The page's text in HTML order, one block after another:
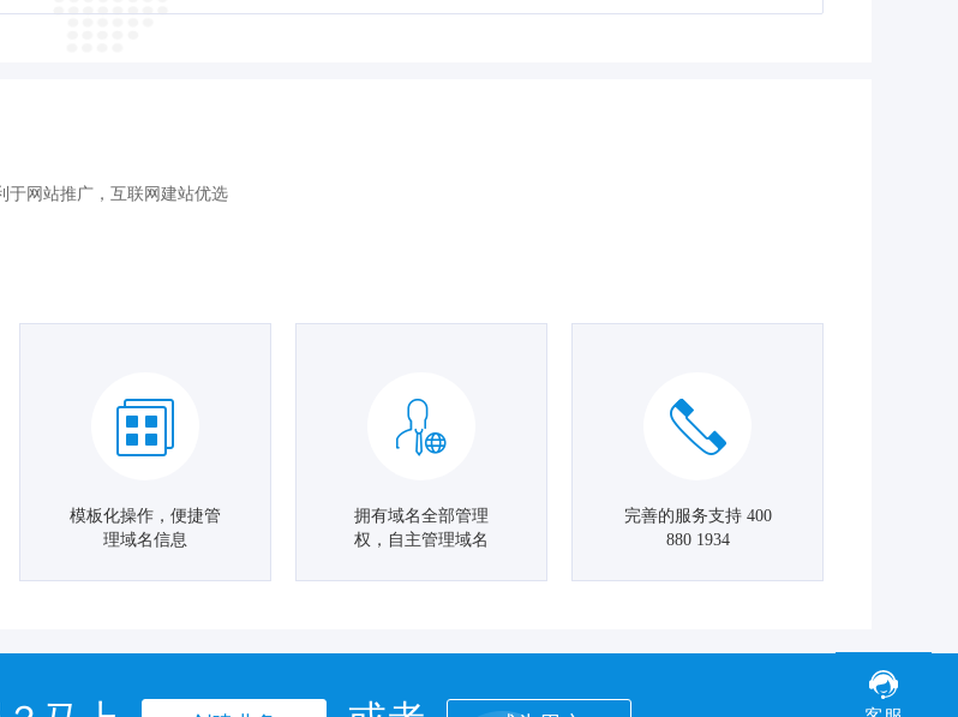
于网站推广，互联网建站优选
模板化操作，便捷管
理域名信息
拥有域名全部管理
权，自主管理域名
完善的服务支持 400
880 1934